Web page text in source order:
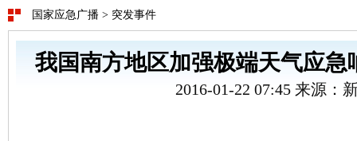
国家应急广播 > 突发事件
我国南方地区加强极端天气应急
2016-01-22 07:45 来源：